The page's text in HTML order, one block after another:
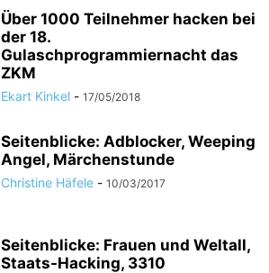
Über 1000 Teilnehmer hacken bei
der 18.
Gulaschprogrammiernacht das
ZKM
Ekart Kinkel - 17/05/2018
Seitenblicke: Adblocker, Weeping
Angel, Märchenstunde
Christine Häfele - 10/03/2017
Seitenblicke: Frauen und Weltall,
Staats-Hacking, 3310